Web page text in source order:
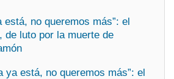
está, no queremos más”: el
de luto por la muerte de